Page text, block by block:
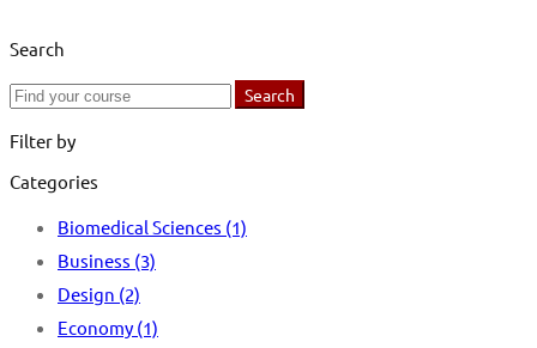
Search
Search
Search
Filter by
Categories
Biomedical Sciences (1)
Business (3)
Design (2)
Economy (1)